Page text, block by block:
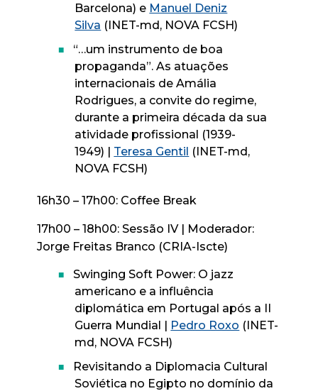
Barcelona) e Manuel Deniz
Silva (INET-md, NOVA FCSH)
“…um instrumento de boa
propaganda”. As atuações
internacionais de Amália
Rodrigues, a convite do regime,
durante a primeira década da sua
atividade profissional (1939-
1949) | Teresa Gentil (INET-md,
NOVA FCSH)
16h30 – 17h00: Coffee Break
17h00 – 18h00: Sessão IV | Moderador:
Jorge Freitas Branco (CRIA-Iscte)
Swinging Soft Power: O jazz
americano e a influência
diplomática em Portugal após a II
Guerra Mundial | Pedro Roxo (INET-
md, NOVA FCSH)
Revisitando a Diplomacia Cultural
Soviética no Egipto no domínio da